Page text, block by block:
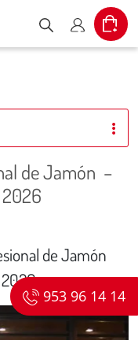
Escribe el
Mi
Cart
953 96 14 14
de Jamón –
de Jamón